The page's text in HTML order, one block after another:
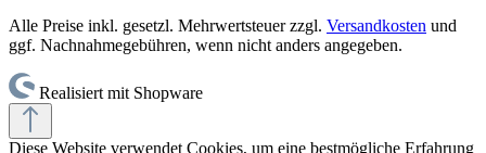
Alle Preise inkl. gesetzl. Mehrwertsteuer zzgl. Versandkosten und
ggf. Nachnahmegebühren, wenn nicht anders angegeben.
Realisiert mit Shopware
Diese Website verwendet Cookies, um eine bestmögliche Erfahrung